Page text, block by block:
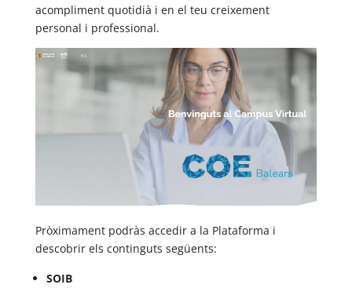
acompliment quotidià i en el teu creixement
personal i professional.
Pròximament podràs accedir a la Plataforma i
descobrir els continguts següents:
SOIB